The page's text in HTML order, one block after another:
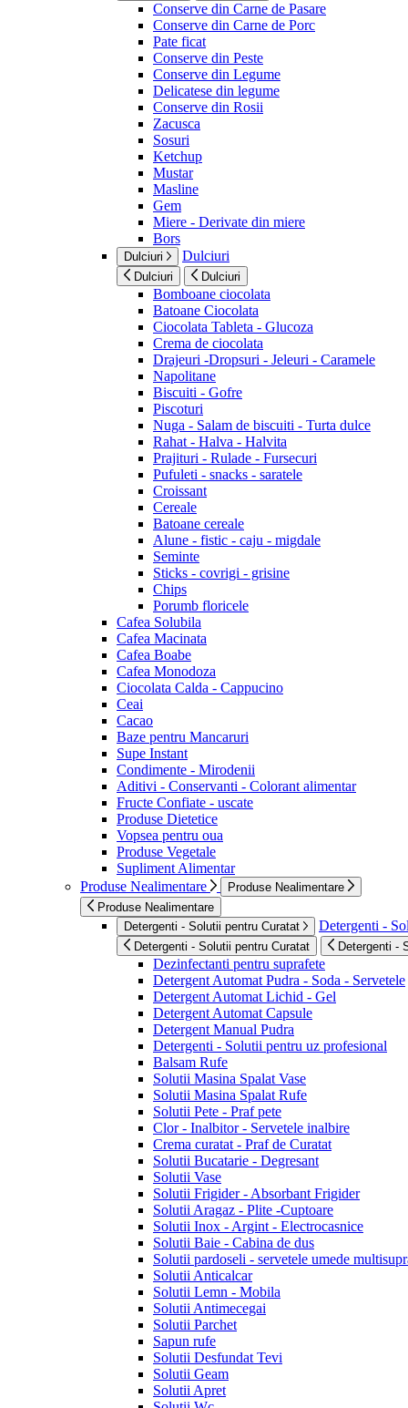
Conserve din Carne de Pasare
Conserve din Carne de Porc
Pate ficat
Conserve din Peste
Conserve din Legume
Delicatese din legume
Conserve din Rosii
Zacusca
Sosuri
Ketchup
Mustar
Masline
Gem
Miere - Derivate din miere
Bors
Dulciuri Dulciuri
Dulciuri Dulciuri
Bomboane ciocolata
Batoane Ciocolata
Ciocolata Tableta - Glucoza
Crema de ciocolata
Drajeuri -Dropsuri - Jeleuri - Caramele
Napolitane
Biscuiti - Gofre
Piscoturi
Nuga - Salam de biscuiti - Turta dulce
Rahat - Halva - Halvita
Prajituri - Rulade - Fursecuri
Pufuleti - snacks - saratele
Croissant
Cereale
Batoane cereale
Alune - fistic - caju - migdale
Seminte
Sticks - covrigi - grisine
Chips
Porumb floricele
Cafea Solubila
Cafea Macinata
Cafea Boabe
Cafea Monodoza
Ciocolata Calda - Cappucino
Ceai
Cacao
Baze pentru Mancaruri
Supe Instant
Condimente - Mirodenii
Aditivi - Conservanti - Colorant alimentar
Fructe Confiate - uscate
Produse Dietetice
Vopsea pentru oua
Produse Vegetale
Supliment Alimentar
Produse Nealimentare
Produse Nealimentare
Produse Nealimentare
Detergenti - Solutii pentru Curatat
Detergenti -
Detergenti - Solutii pentru Curatat Detergenti -
Dezinfectanti pentru suprafete
Detergent Automat Pudra - Soda - Servetele
Detergent Automat Lichid - Gel
Detergent Automat Capsule
Detergent Manual Pudra
Detergenti - Solutii pentru uz profesional
Balsam Rufe
Solutii Masina Spalat Vase
Solutii Masina Spalat Rufe
Solutii Pete - Praf pete
Clor - Inalbitor - Servetele inalbire
Crema curatat - Praf de Curatat
Solutii Bucatarie - Degresant
Solutii Vase
Solutii Frigider - Absorbant Frigider
Solutii Aragaz - Plite -Cuptoare
Solutii Inox - Argint - Electrocasnice
Solutii Baie - Cabina de dus
Solutii pardoseli - servetele umede
Solutii Anticalcar
Solutii Lemn - Mobila
Solutii Antimecegai
Solutii Parchet
Sapun rufe
Solutii Desfundat Tevi
Solutii Geam
Solutii Apret